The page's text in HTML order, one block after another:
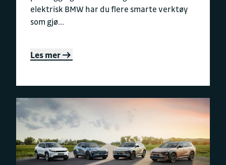
elektrisk BMW har du flere smarte verktøy
som gjø...
Les mer